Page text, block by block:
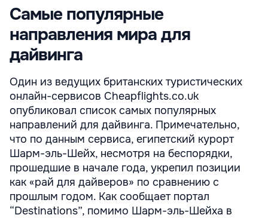
Самые популярные
направления мира для
дайвинга
Один из ведущих британских туристических
онлайн-сервисов Cheapflights.co.uk
опубликовал список самых популярных
направлений для дайвинга. Примечательно,
что по данным сервиса, египетский курорт
Шарм-эль-Шейх, несмотря на беспорядки,
прошедшие в начале года, укрепил позиции
как «рай для дайверов» по сравнению с
прошлым годом. Как сообщает портал
“Destinations”, помимо Шарм-эль-Шейха в